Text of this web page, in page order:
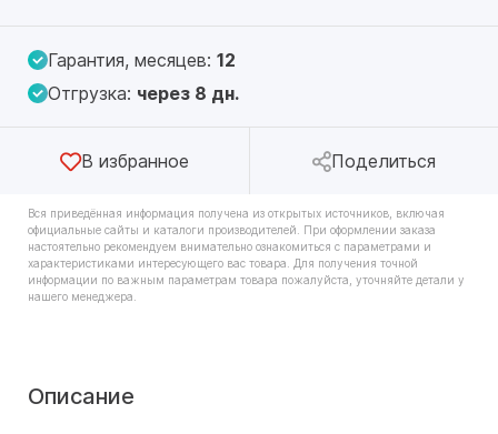
Гарантия, месяцев: 12
Отгрузка: через 8 дн.
В избранное Поделиться
Вся приведённая информация получена из открытых источников, включая
официальные сайты и каталоги производителей. При оформлении заказа
настоятельно рекомендуем внимательно ознакомиться с параметрами и
характеристиками интересующего вас товара. Для получения точной
информации по важным параметрам товара пожалуйста, уточняйте детали у
нашего менеджера.
Описание